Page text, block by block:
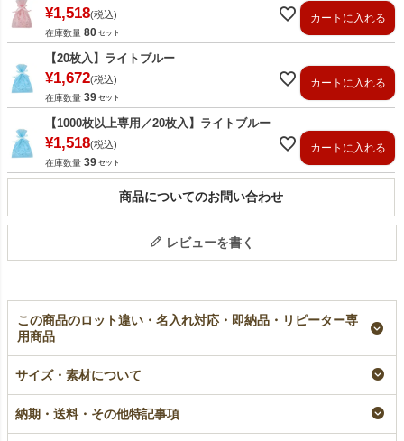
¥1,518 税込
在庫数量 80
カートに入れる
【20枚入】ライトブルー
¥1,672 税込
在庫数量 39
カートに入れる
【1000枚以上専用／20枚入】ライトブルー
¥1,518 税込
在庫数量 39
カートに入れる
商品についてのお問い合わせ
レビューを書く
この商品のロット違い・名入れ対応・即納品・リピーター専
用商品
【名入れ対応】オーガ
ンジーデュオ巾着
100枚入
名入れ
【名入れ／リピーター
リピーター専用名入れ
¥8,360税込
【名入れ大ロット】オ
ーガンジーデュオ巾着
¥7,590税込
サイズ・素材について
納期・送料・その他特記事項